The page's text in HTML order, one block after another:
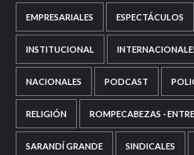
EMPRESARIALES ESPECTÁCULOS
INSTITUCIONAL
NACIONALES PODCAST
RELIGIÓN ROMPECABEZAS -
SARANDÍ GRANDE SINDICALES